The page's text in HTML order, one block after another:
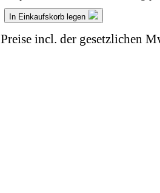
In Einkaufskorb legen
Preise incl. der gesetzlichen